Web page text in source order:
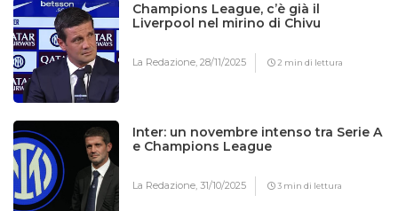
Champions League, c’è già il
Liverpool nel mirino di Chivu
La Redazione,28/11/2025 2 min di lettura
Inter: un novembre intenso tra Serie A
e Champions League
La Redazione,31/10/2025 3 min di lettura